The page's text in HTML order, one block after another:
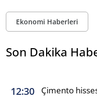
Ekonomi Haberleri
Son Dakika
12:30 Çimento